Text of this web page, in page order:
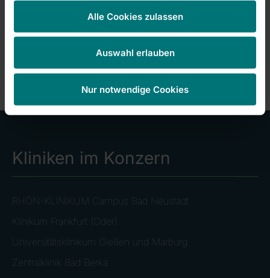
Alle Cookies zulassen
Auswahl erlauben
Nur notwendige Cookies
RHÖN-KLINIKUM Campus Bad Neustadt |
Unternehmenskommunikation
Kliniken im Konzern
RHÖN-KLINIKUM Campus Bad Neustadt
Klinikum Frankfurt (Oder)
Universitätsklinikum Gießen und Marburg
Zentralklinik Bad Berka